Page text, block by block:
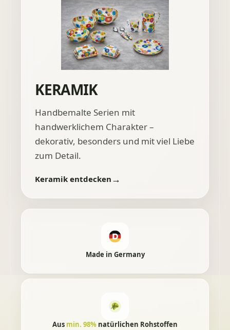
KERAMIK
Handbemalte Serien mit
handwerklichem Charakter –
dekorativ, besonders und mit viel Liebe
zum Detail.
Keramik entdecken
Made in Germany
98%
Aus min. 98% natürlichen Rohstoffen